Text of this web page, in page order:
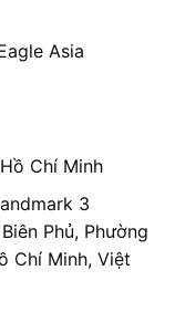
Asia
Chí Minh
3
Phủ, Phường
Chí Minh, Việt